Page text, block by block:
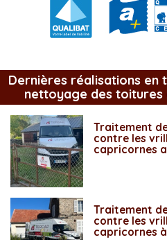
Dernières réalisations en
nettoyage des
Traitement
contre les
capricornes
Traitement
contre les
capricornes